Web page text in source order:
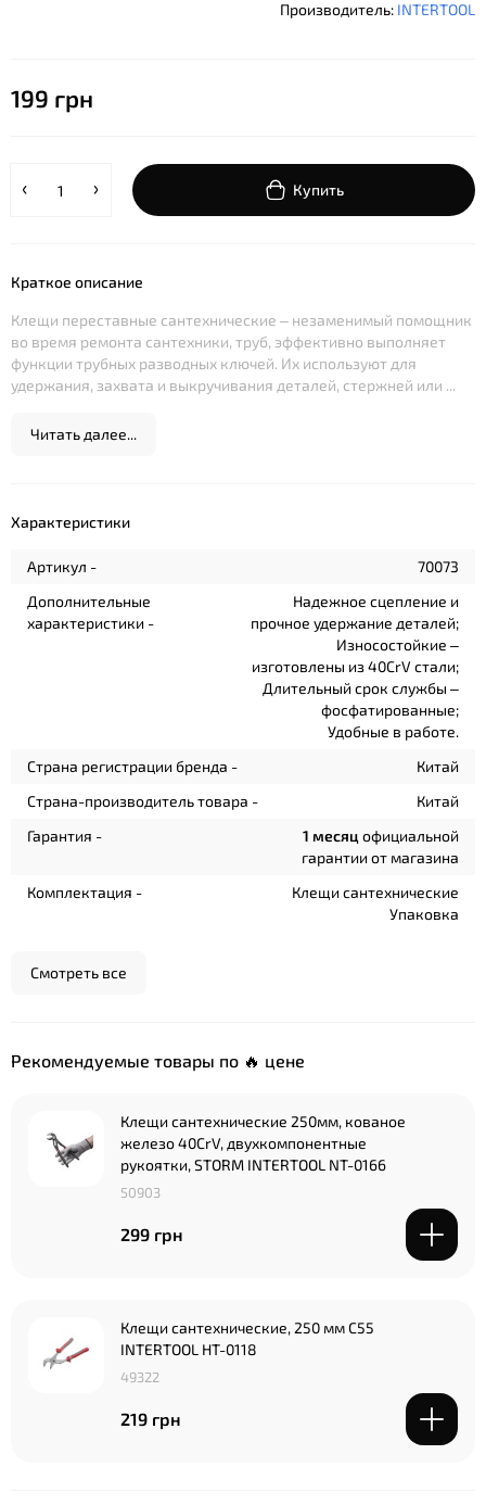
Производитель: INTERTOOL
199 грн
Купить
Краткое описание
Клещи переставные сантехнические – незаменимый помощник
во время ремонта сантехники, труб, эффективно выполняет
функции трубных разводных ключей. Их используют для
удержания, захвата и выкручивания деталей, стержней или ...
Читать далее...
Характеристики
Артикул -
70073
Дополнительные
характеристики -
Надежное сцепление и
прочное удержание деталей;
Износостойкие –
изготовлены из 40CrV стали;
Длительный срок службы –
фосфатированные;
Удобные в работе.
Страна регистрации бренда -
Китай
Страна-производитель товара -
Китай
Гарантия -
1 месяц официальной
гарантии от магазина
Комплектация -
Клещи сантехнические
Упаковка
Смотреть все
Рекомендуемые товары по 🔥 цене
Клещи сантехнические 250мм, кованое
железо 40CrV, двухкомпонентные
рукоятки, STORM INTERTOOL NT-0166
50903
299 грн
Клещи сантехнические, 250 мм С55
INTERTOOL HT-0118
49322
219 грн